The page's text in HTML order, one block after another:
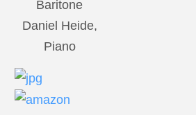
Baritone
Daniel Heide,
Piano